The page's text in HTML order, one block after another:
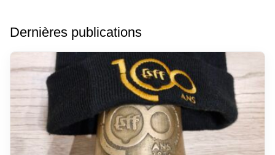
Dernières publications